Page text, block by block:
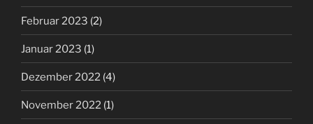
Februar 2023 (2)
Januar 2023 (1)
Dezember 2022 (4)
November 2022 (1)